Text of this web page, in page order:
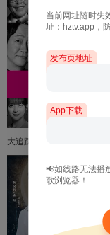
03
当前网址随时失
址：hztv.app，
发布页地址
App下载
📢如线路无法播
歌浏览器！